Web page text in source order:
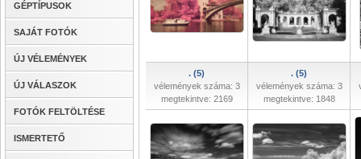
GÉPTÍPUSOK
SAJÁT FOTÓK
ÚJ VÉLEMÉNYEK
ÚJ VÁLASZOK
FOTÓK FELTÖLTÉSE
ISMERTETŐ
. (5)
vélemények száma: 3
megtekintve: 2169
. (5)
vélemények száma: 3
megtekintve: 1848